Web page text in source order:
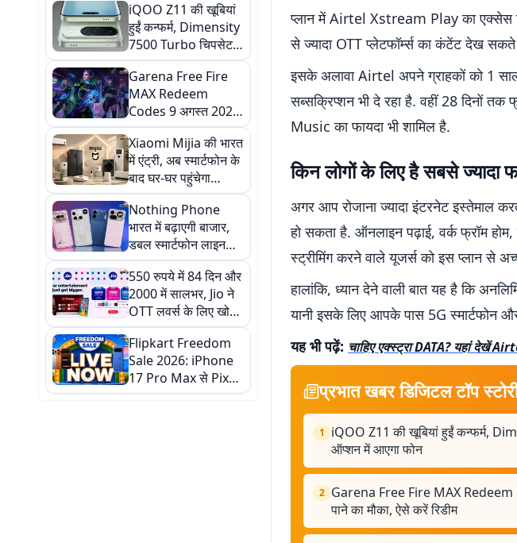
iQOO Z11 की खूबियां
हुईं कन्फर्म, Dimensity
7500 Turbo चिपसेट
के साथ इन कलर ऑप्शन
में आएगा फोन
Garena Free Fire
MAX Redeem
Codes 9 अगस्त 2026:
फ्री डायमंड्स और
स्किन्स पाने का मौका, ऐसे
करें रिडीम
Xiaomi Mijia की भारत
में एंट्री, अब स्मार्टफोन के
बाद घर-घर पहुंचेगा
Smart Home
Ecosystem
Nothing Phone
भारत में बढ़ाएगी बाजार,
डबल स्मार्टफोन लाइनअप
और नये स्टोर्स के साथ
तगड़ी तैयारी
550 रुपये में 84 दिन और
2000 में सालभर, Jio ने
OTT लवर्स के लिए खोल
दिया खजाना
Flipkart Freedom
Sale 2026: iPhone
17 Pro Max से Pixel
10 तक, धड़ाम हुए
प्लान में Airtel Xstream Play का एक्सेस
से ज्यादा OTT प्लेटफॉर्म्स का कंटेंट देख
इसके अलावा Airtel अपने ग्राहकों को 1
सब्सक्रिप्शन भी दे रहा है. वहीं 28 दिनों
Music का फायदा भी शामिल है.
किन लोगों के लिए है सबसे ज्यादा
अगर आप रोजाना ज्यादा इंटरनेट इस्तेमाल
हो सकता है. ऑनलाइन पढ़ाई, वर्क फ्रॉम
स्ट्रीमिंग करने वाले यूजर्स को इस प्लान से
हालांकि, ध्यान देने वाली बात यह है कि
यानी इसके लिए आपके पास 5G स्मार्टफोन
यह भी पढ़ें: चाहिए एक्स्ट्रा DATA? यहां देखें
प्रभात खबर डिजिटल टॉप
1
iQOO Z11 की खूबियां हुईं कन्फर्म,
ऑप्शन में आएगा फोन
2 Garena Free Fire MAX Redeem
पाने का मौका, ऐसे करें रिडीम